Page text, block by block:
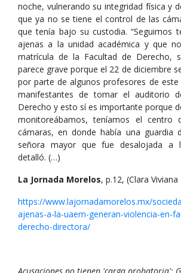
noche, vulnerando su integridad física y
que ya no se tiene el control de las
que tenía bajo su custodia. “Seguimos
ajenas a la unidad académica y que
matrícula de la Facultad de Derecho,
parece grave porque el 22 de diciembre
por parte de algunos profesores de
manifestantes de tomar el auditorio
Derecho y esto sí es importante porque
monitoreábamos, teníamos el centro
cámaras, en donde había una guardia
señora mayor que fue desalojada a
detalló. (…)
La Jornada Morelos, p.12, (Clara Viviana
https://www.lajornadamorelos.mx/
ajenas-a-la-uaem-generan-violencia-en-
derecho-directora/